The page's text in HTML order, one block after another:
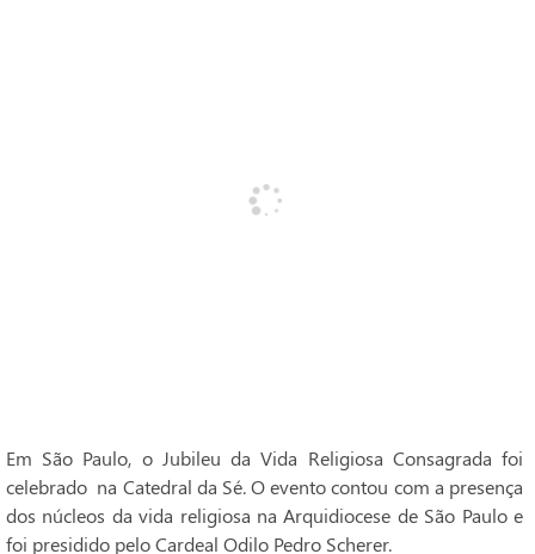
Em São Paulo, o Jubileu da Vida Religiosa Consagrada foi
celebrado na Catedral da Sé. O evento contou com a presença
dos núcleos da vida religiosa na Arquidiocese de São Paulo e
foi presidido pelo Cardeal Odilo Pedro Scherer.